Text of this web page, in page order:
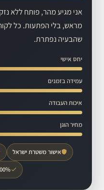
אני מגיע מהר, פותח ללא
מראש, בלי הפתעות. כל
שהבעיה נפתרת.
יחס אישי
עמידה בזמנים
איכות העבודה
מחיר הוגן
אישור משטרת ישראל
100%